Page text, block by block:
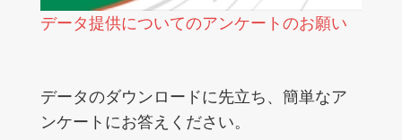
データ提供についてのアンケートのお願い
データのダウンロードに先立ち、簡単なア
ンケートにお答えください。